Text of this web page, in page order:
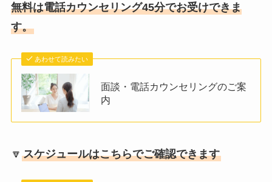
無料は電話カウンセリング45分でお受けできま
す。
あわせて読みたい
面談・電話カウンセリングのご案
内
🔽 スケジュールはこちらでご確認できます